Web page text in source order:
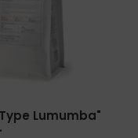
Lumumba"